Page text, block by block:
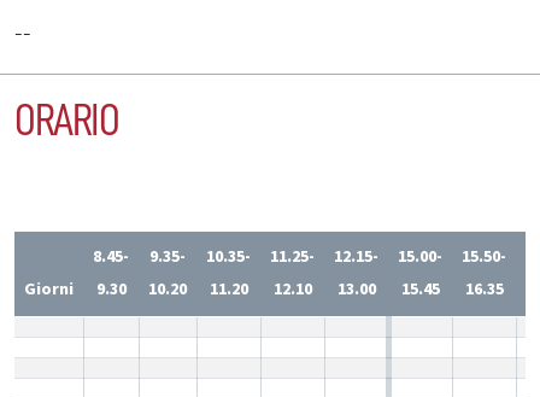
--
ORARIO
Giorni
8.45-
9.30
9.35-
10.20
10.35-
11.20
11.25-
12.10
12.15-
13.00
15.00-
15.45
15.50-
16.35